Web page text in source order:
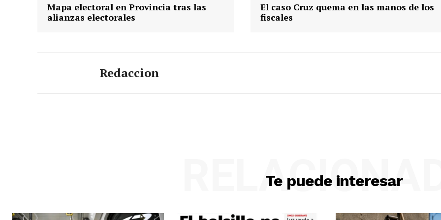
Mapa electoral en Provincia tras las
alianzas electorales
El caso Cruz quema en las manos de los
fiscales
Redaccion
Te puede interesar